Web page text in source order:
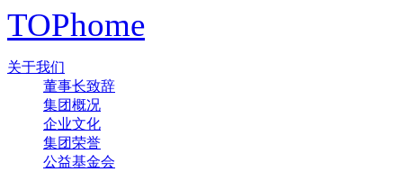
TOPhome
关于我们
董事长致辞
集团概况
企业文化
集团荣誉
公益基金会